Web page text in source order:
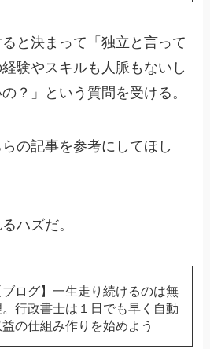
と決まって「独立と言って
験やスキルも人脈もないし
？」という質問を受ける。
の記事を参考にしてほし
ハズだ。
ブログ】一生走り続けるのは無
行政書士は１日でも早く自動
益の仕組み作りを始めよう